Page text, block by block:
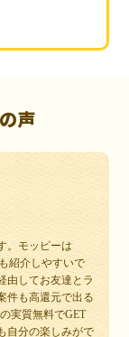
声
。モッピーは
紹介しやすいで
由してお友達とラ
件も高還元で出る
実質無料でGET
自分の楽しみがで